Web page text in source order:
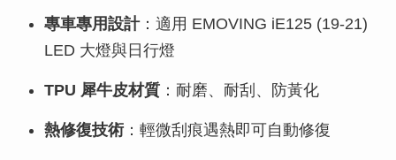
專車專用設計：適用 EMOVING iE125 (19-21)
LED 大燈與日行燈
TPU 犀牛皮材質 ：耐磨、耐刮、防黃化
熱修復技術：輕微刮痕遇熱即可自動修復